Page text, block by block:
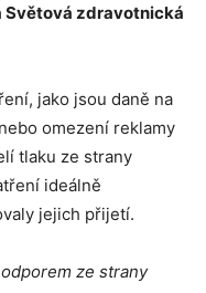
Světová zdravotnická
jako jsou daně na
omezení reklamy
tlaku ze strany
ideálně
jejich přijetí.
ze strany